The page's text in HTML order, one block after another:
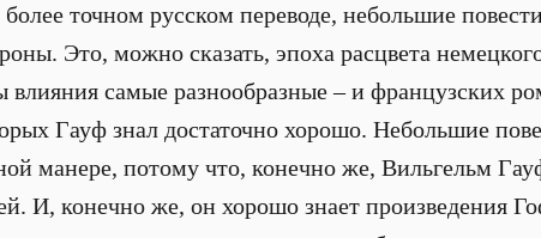
точном русском переводе, небольшие
Это, можно сказать, эпоха расцвета
самые разнообразные – и французских
Гауф знал достаточно хорошо. Небольшие
манере, потому что, конечно же, Вильгельм
И, конечно же, он хорошо знает произведения